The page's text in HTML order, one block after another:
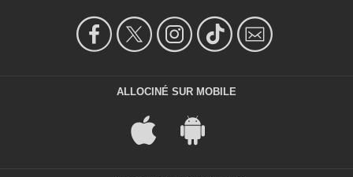
ALLOCINÉ SUR MOBILE